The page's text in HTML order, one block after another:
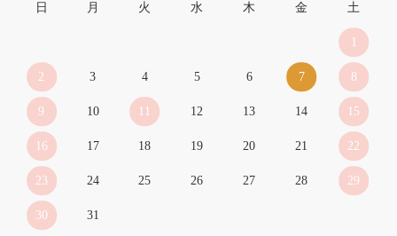
日 月 火 水 木 金 土
1
2 3 4 5 6 7 8
9 10 11 12 13 14 15
16 17 18 19 20 21 22
23 24 25 26 27 28 29
30 31